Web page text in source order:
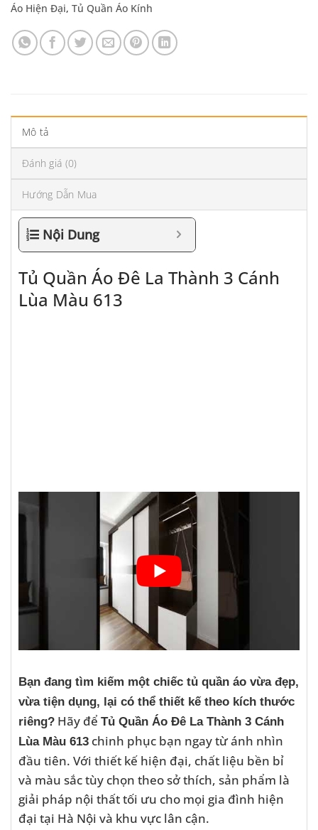
Áo Hiện Đại, Tủ Quần Áo Kính
Mô tả
Đánh giá (0)
Hướng Dẫn Mua
Nội Dung
Tủ Quần Áo Đê La Thành 3 Cánh
Lùa Màu 613
Bạn đang tìm kiếm một chiếc tủ quần áo vừa đẹp,
vừa tiện dụng, lại có thể thiết kế theo kích thước
riêng? Hãy để Tủ Quần Áo Đê La Thành 3 Cánh
Lùa Màu 613 chinh phục bạn ngay từ ánh nhìn
đầu tiên. Với thiết kế hiện đại, chất liệu bền bỉ
và màu sắc tùy chọn theo sở thích, sản phẩm là
giải pháp nội thất tối ưu cho mọi gia đình hiện
đại tại Hà Nội và khu vực lân cận.